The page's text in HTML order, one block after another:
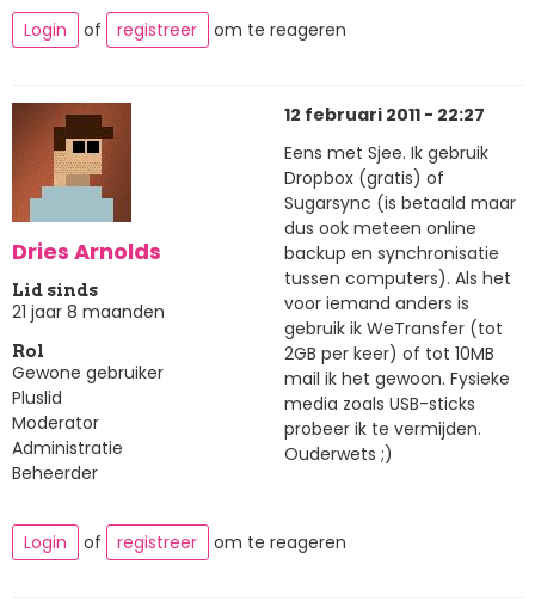
Login
of registreer om te reageren
Dries Arnolds
Lid sinds
21 jaar 8 maanden
Rol
Gewone gebruiker
Pluslid
Moderator
Administratie
Beheerder
12 februari 2011 - 22:27
Eens met Sjee. Ik gebruik
Dropbox (gratis) of
Sugarsync (is betaald maar
dus ook meteen online
backup en synchronisatie
tussen computers). Als het
voor iemand anders is
gebruik ik WeTransfer (tot
2GB per keer) of tot 10MB
mail ik het gewoon. Fysieke
media zoals USB-sticks
probeer ik te vermijden.
Ouderwets ;)
Login of registreer om te reageren